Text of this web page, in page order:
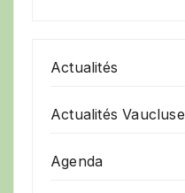
Actualités
Actualités Vaucluse
Agenda